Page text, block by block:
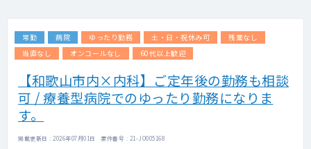
常勤 病院 ゆったり勤務 土・日・祝休み可
残業なし
当直なし
オンコールなし 60代以上歓迎
【和歌山市内×内科】ご定年後の勤務も相談
可 / 療養型病院でのゆったり勤務になりま
す。
掲載更新日 : 2026年07月01日 案件番号 : 21-JO005168